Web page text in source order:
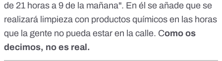
de 21 horas a 9 de la mañana". En él se añade que se
realizará limpieza con productos químicos en las horas
que la gente no pueda estar en la calle. Como os
decimos, no es real.